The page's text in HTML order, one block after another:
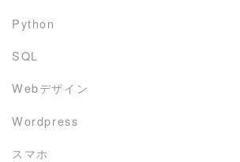
Python
SQL
Webデザイン
Wordpress
スマホ